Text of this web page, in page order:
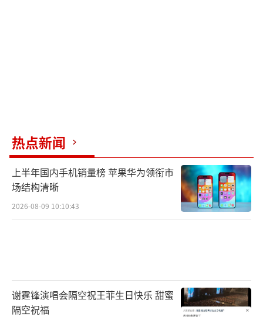
热点新闻
上半年国内手机销量榜 苹果华为领衔市
场结构清晰
2026-08-09 10:10:43
谢霆锋演唱会隔空祝王菲生日快乐 甜蜜
隔空祝福